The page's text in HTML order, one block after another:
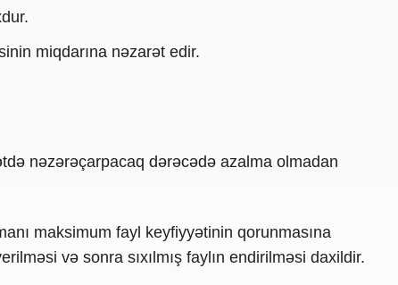
miqdarına nəzarət edir.
nəzərəçarpacaq dərəcədə azalma olmadan
maksimum fayl keyfiyyətinin qorunmasına
və sonra sıxılmış faylın endirilməsi daxildir.